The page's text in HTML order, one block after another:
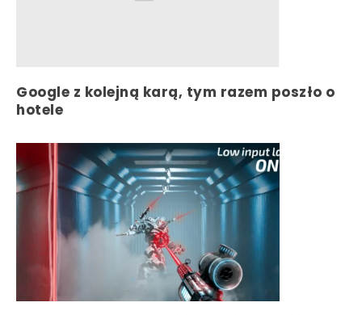
Google z kolejną karą, tym razem poszło o
hotele